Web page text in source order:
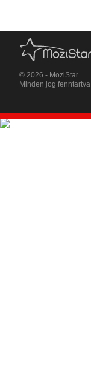
© 2026 - MoziStar.
Minden jog fenntartva